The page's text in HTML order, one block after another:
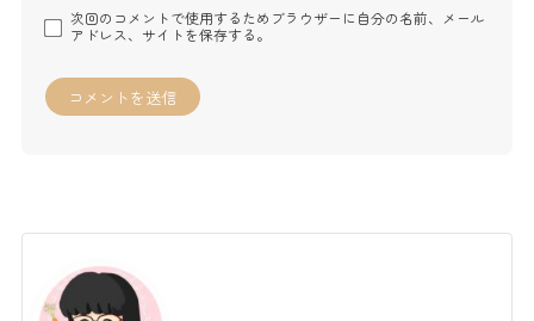
次回のコメントで使用するためブラウザーに自分の名前、メール
アドレス、サイトを保存する。